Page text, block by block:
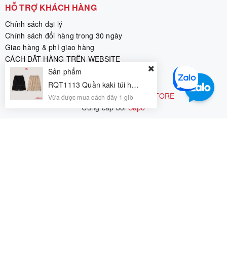
HỖ TRỢ KHÁCH HÀNG
Chính sách đại lý
Chính sách đổi hàng trong 30 ngày
Giao hàng & phí giao hàng
CÁCH ĐẶT HÀNG TRÊN WEBSITE
Bản quyền thuộc vềRIOMIO STORE
|
Cung cấp bởi Sapo
Sản phẩm
RQT1113 Quần kaki túi hộp 3/4-7/8 R5 Riomio
Vừa được mua cách đây 1 giờ